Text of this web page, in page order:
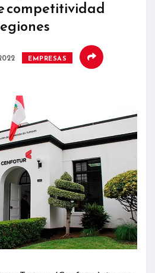
competitividad
EMPRESAS